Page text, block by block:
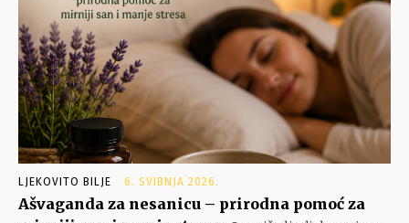
LJEKOVITO BILJE 6. SVIBNJA 2026.
Ašvaganda za nesanicu – prirodna pomoć za